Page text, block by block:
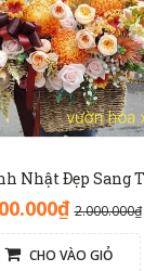
2.000.000₫
CHO VÀO GIỎ